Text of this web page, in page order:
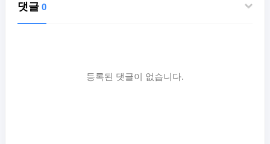
댓글 0
등록된 댓글이 없습니다.